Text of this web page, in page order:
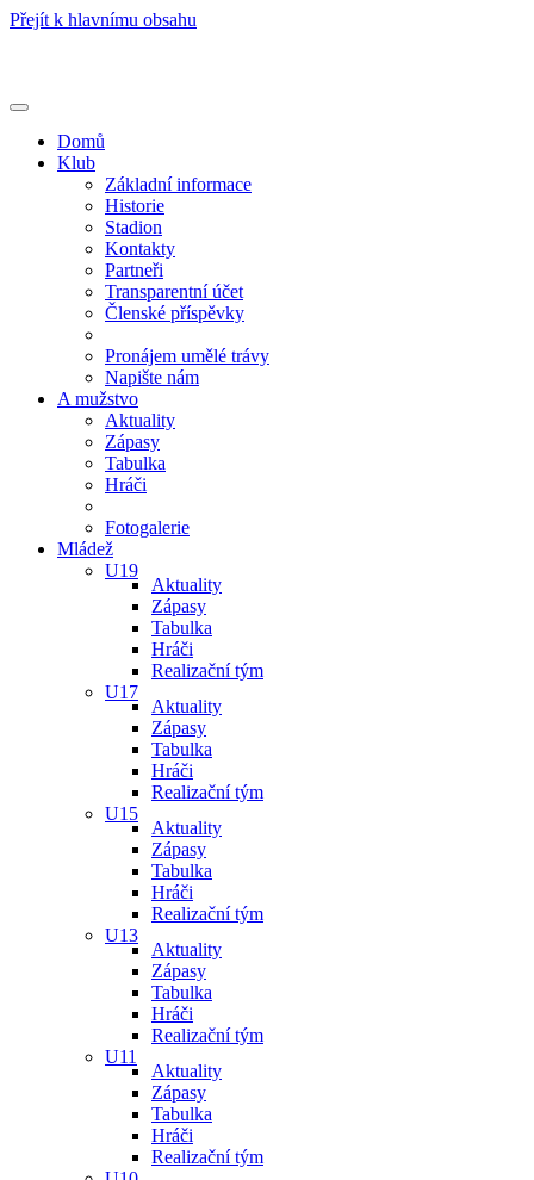
Přejít k hlavnímu obsahu
Toggle
navigationDomů
Klub
Základní informace
Historie
Stadion
Kontakty
Partneři
Transparentní účet
Členské příspěvky
Pronájem umělé trávy
Napište nám
A mužstvo
Aktuality
Zápasy
Tabulka
Hráči
Fotogalerie
Mládež
U19
Aktuality
Zápasy
Tabulka
Hráči
Realizační tým
U17
Aktuality
Zápasy
Tabulka
Hráči
Realizační tým
U15
Aktuality
Zápasy
Tabulka
Hráči
Realizační tým
U13
Aktuality
Zápasy
Tabulka
Hráči
Realizační tým
U11
Aktuality
Zápasy
Tabulka
Hráči
Realizační tým